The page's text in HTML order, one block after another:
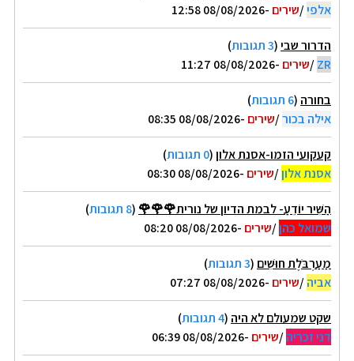
אלפי/שירים -08/08/2026 12:58
הדרור שבי(3 תגובות
)
ZR
/שירים -08/08/2026 11:27
בחורה (6 תגובות
)
אילה בכור/שירים -08/08/2026 08:35
קעקועי הזמו-אסנת אלון(0 תגובות
)
אסנת אלון/שירים -08/08/2026 08:30
הַשִּׁיר יוֹדֵעַ- לבמת הדיון של נורית🌹🌹🌹 (8 תגובות
)
שמואל כהן/שירים -08/08/2026 08:20
מַעַרְבֹּלֶת חוּשִׁים (3 תגובות
)
אביה/שירים -08/08/2026 07:27
שקט שמעולם לא היה (4 תגובות
)
דני זכריה/שירים -08/08/2026 06:39